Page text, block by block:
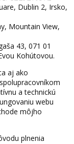
Dublin 2, Irsko,
Mountain View,
43, 071 01
Kohútovou.
aj ako
a technickú
webu
môjho
plnenia